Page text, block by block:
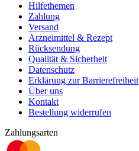
Hilfethemen
Zahlung
Versand
Arzneimittel & Rezept
Rücksendung
Qualität & Sicherheit
Datenschutz
Erklärung zur Barrierefreiheit
Über uns
Kontakt
Bestellung widerrufen
Zahlungsarten